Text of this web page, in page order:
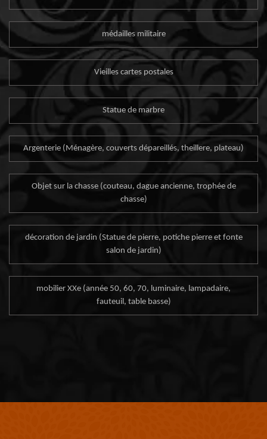
médailles militaire
Vieilles cartes postales
Statue de marbre
Argenterie (Ménagère, couverts dépareillés, theillere, plateau)
Objet sur la chasse (couteau, dague ancienne, trophée de
chasse)
décoration de jardin (Statue de pierre, potiche pierre et fonte
salon de jardin)
mobilier XXe (année 50, 60, 70, luminaire, lampadaire,
fauteuil, table basse)